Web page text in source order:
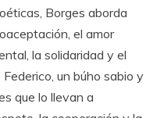
Borges aborda
el amor
la solidaridad y el
un búho sabio y
que lo llevan a